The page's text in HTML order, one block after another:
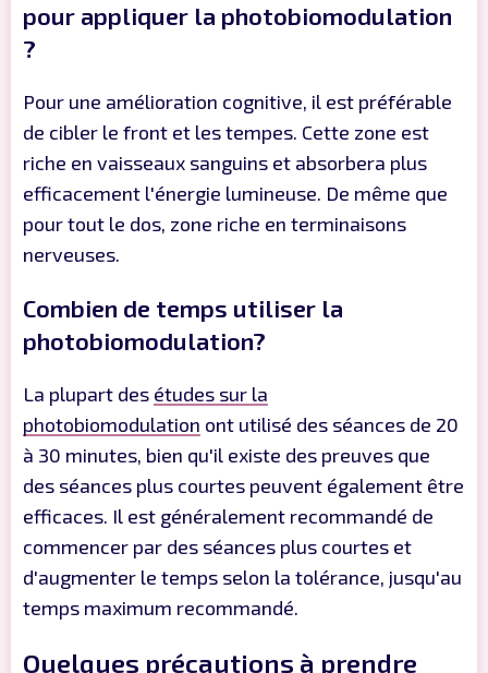
pour appliquer la photobiomodulation
?
Pour une amélioration cognitive, il est préférable
de cibler le front et les tempes. Cette zone est
riche en vaisseaux sanguins et absorbera plus
efficacement l'énergie lumineuse. De même que
pour tout le dos, zone riche en terminaisons
nerveuses.
Combien de temps utiliser la
photobiomodulation?
La plupart des études sur la
photobiomodulation ont utilisé des séances de 20
à 30 minutes, bien qu'il existe des preuves que
des séances plus courtes peuvent également être
efficaces. Il est généralement recommandé de
commencer par des séances plus courtes et
d'augmenter le temps selon la tolérance, jusqu'au
temps maximum recommandé.
Quelques précautions à prendre